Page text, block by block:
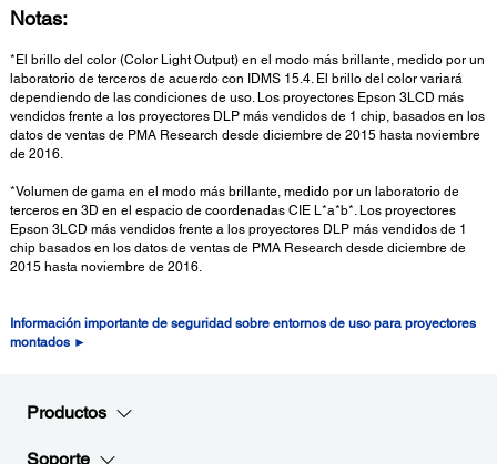
Notas:
*El brillo del color (Color Light Output) en el modo más brillante, medido por un
laboratorio de terceros de acuerdo con IDMS 15.4. El brillo del color variará
dependiendo de las condiciones de uso. Los proyectores Epson 3LCD más
vendidos frente a los proyectores DLP más vendidos de 1 chip, basados en los
datos de ventas de PMA Research desde diciembre de 2015 hasta noviembre
de 2016.
*Volumen de gama en el modo más brillante, medido por un laboratorio de
terceros en 3D en el espacio de coordenadas CIE L*a*b*. Los proyectores
Epson 3LCD más vendidos frente a los proyectores DLP más vendidos de 1
chip basados en los datos de ventas de PMA Research desde diciembre de
2015 hasta noviembre de 2016.
Información importante de seguridad sobre entornos de uso para proyectores
montados ►
Productos
Soporte